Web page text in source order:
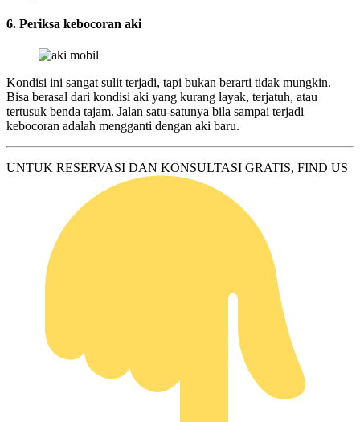
6. Periksa kebocoran aki
Kondisi ini sangat sulit terjadi, tapi bukan berarti tidak mungkin.
Bisa berasal dari kondisi aki yang kurang layak, terjatuh, atau
tertusuk benda tajam. Jalan satu-satunya bila sampai terjadi
kebocoran adalah mengganti dengan aki baru.
UNTUK RESERVASI DAN KONSULTASI GRATIS, FIND US